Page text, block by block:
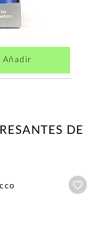
Añadir
DE